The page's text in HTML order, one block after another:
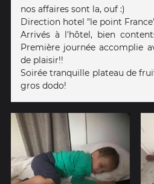
nos affaires sont la, ouf :)
Direction hotel "le point
Arrivés à l'hôtel, bien
Première journée accomplie
de plaisir!!
Soirée tranquille plateau de
gros dodo!